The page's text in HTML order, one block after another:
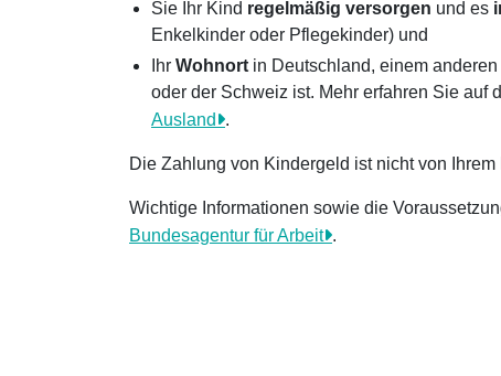
Sie Ihr Kind regelmäßig versorgen und es
Enkelkinder oder Pflegekinder) und
Ihr Wohnort in Deutschland, einem
oder der Schweiz ist. Mehr erfahren Sie auf
Ausland
.
Die Zahlung von Kindergeld ist nicht von
Wichtige Informationen sowie die
Bundesagentur für Arbeit .